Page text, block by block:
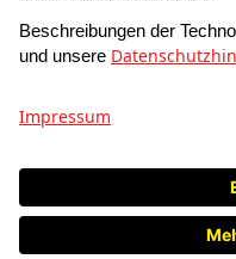
- toom Baumarkt
51149
Barrierefreiheit